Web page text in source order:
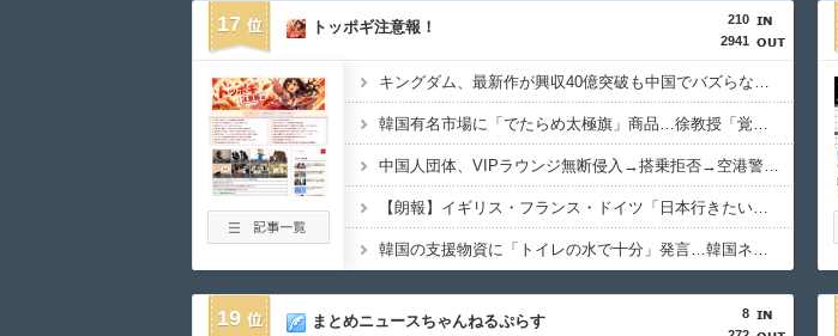
17
210
2941
トッポギ注意報！
キングダム、最新作が興収40億突破も中国でバズらない→現地のリアルな評価を検証
韓国有名市場に「でたらめ太極旗」商品…徐教授「覚醒するべき」
中国人団体、VIPラウンジ無断侵入→搭乗拒否→空港警備員の”つり目ポーズ”で国際問題にｗｗｗ
【朗報】イギリス・フランス・ドイツ「日本行きたい」検索ランキング上位独占ｗｗｗ
韓国の支援物資に「トイレの水で十分」発言…韓国ネット激怒へｗｗｗｗｗｗｗ
19
8
まとめニュースちゃんねるぷらす